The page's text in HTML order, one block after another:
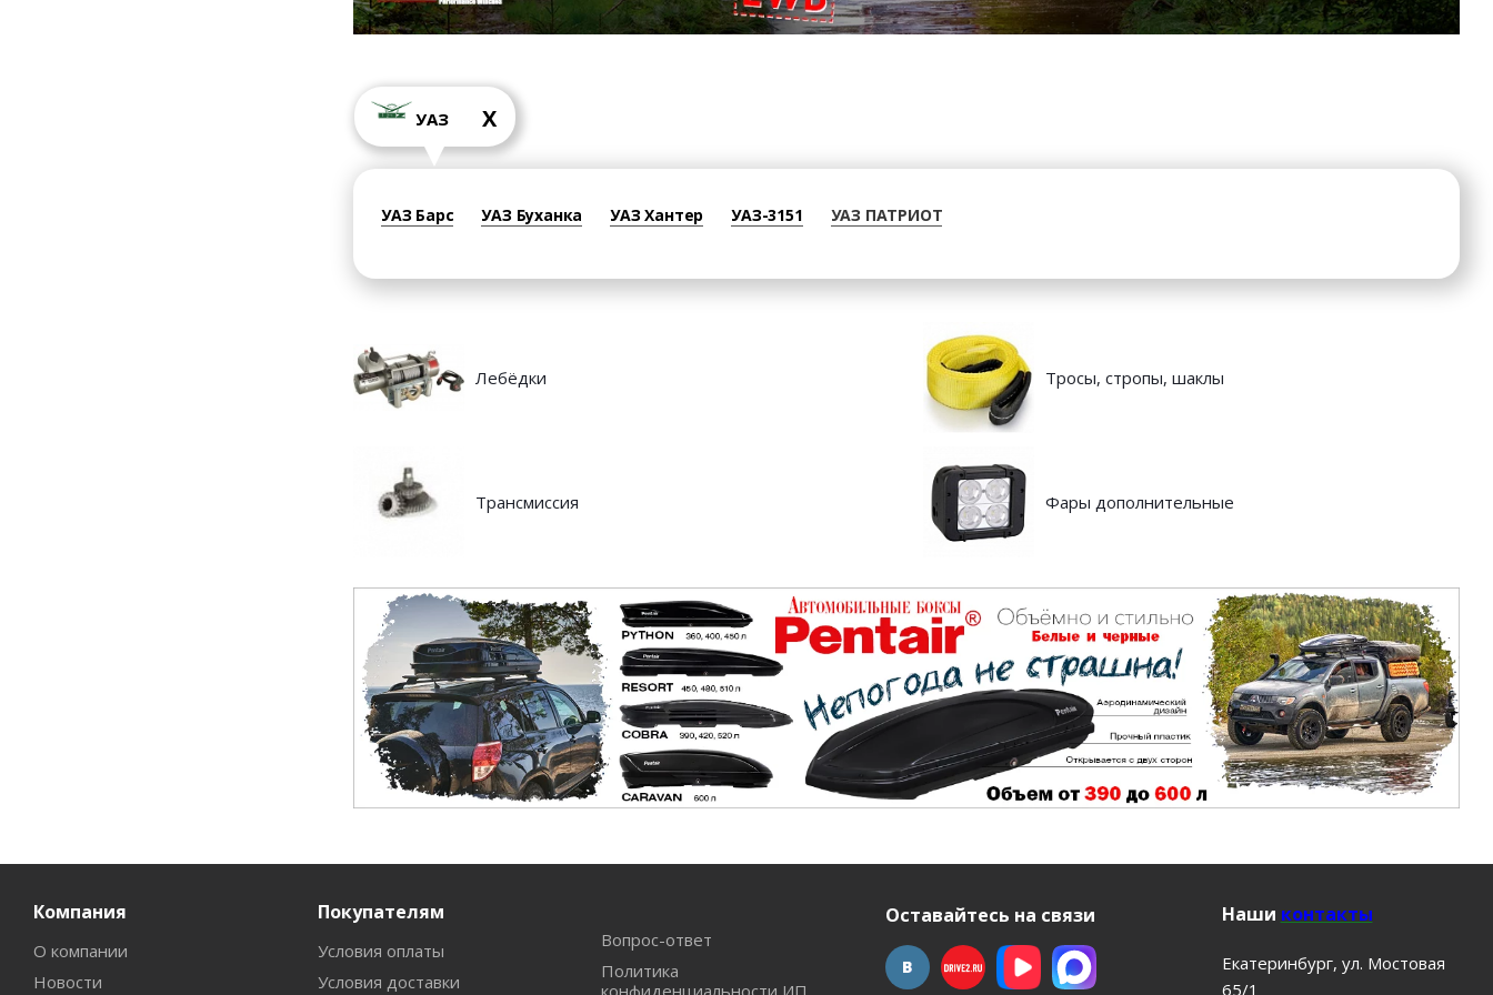
УАЗ X
УАЗ Барс УАЗ Буханка УАЗ Хантер УАЗ-3151 УАЗ ПАТРИОТ
Лебёдки
Трансмиссия
Тросы, стропы, шаклы
Фары дополнительные
Компания
О компании
Новости
Покупателям
Условия оплаты
Условия доставки
Вопрос-ответ
Политика
конфиденциальности ИП
Оставайтесь на связи Наши контакты
Екатеринбург, ул. Мостовая
65/1